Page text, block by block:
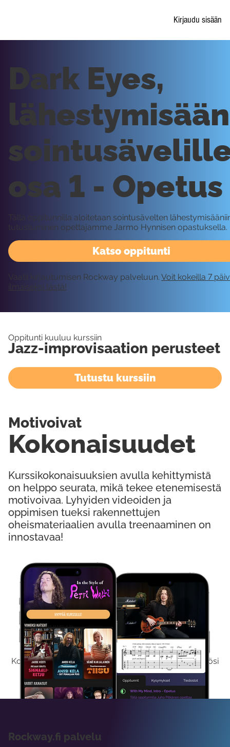
Kirjaudu sisään
Kokeile Ilmaiseksi
Kokeilemalla ilmaiseksi saat koko sisältömme käyttöösi
viikon ajaksi.
Katso oppitunti
Dark Eyes,
osa 1 - Opetus
Tällä oppitunnilla aloitetaan sointusävelten
tutustuminen opettajamme Jarmo Hynnisen opastuksella.
Vaatii kirjautumisen Rockway palveluun. Voit kokeilla 7
ilmaiseksi tästä!
Oppitunti kuuluu kurssiin
Jazz-improvisaation perusteet
Tutustu kurssiin
Kurssikokonaisuuksien avulla kehittymistä
on helppo seurata, mikä tekee etenemisestä
motivoivaa. Lyhyiden videoiden ja
oppimisen tueksi rakennettujen
oheismateriaalien avulla treenaaminen on
innostavaa!
Kokonaisuudet
Motivoivat
Rockway.fi palvelu